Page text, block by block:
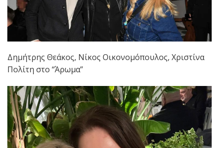
Δημήτρης Θεάκος, Νίκος Οικονομόπουλος, Χριστίνα
Πολίτη στο “Άρωμα”